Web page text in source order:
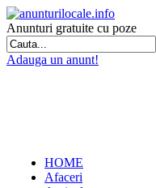
Anunturi gratuite cu poze
Adauga un anunt!
HOME
Afaceri